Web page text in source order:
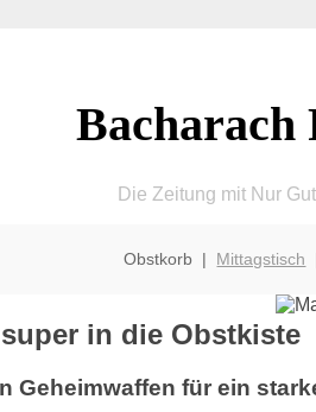
Bacharach
Die Zeitung mit Nur
Obstkorb | Mittagstisch
in die Obstkiste
Geheimwaffen für ein